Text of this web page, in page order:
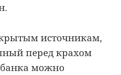
источникам,
перед крахом
можно